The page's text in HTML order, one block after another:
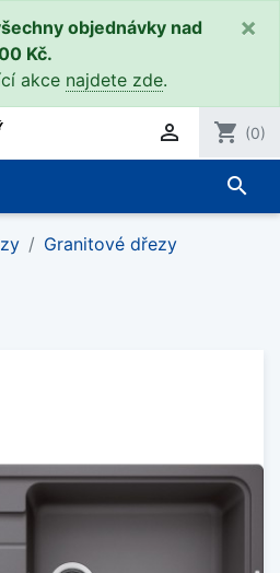
objednávky nad
Kč.
akce najdete zde.
×
 shopping_cart (0)
search
Granitové dřezy